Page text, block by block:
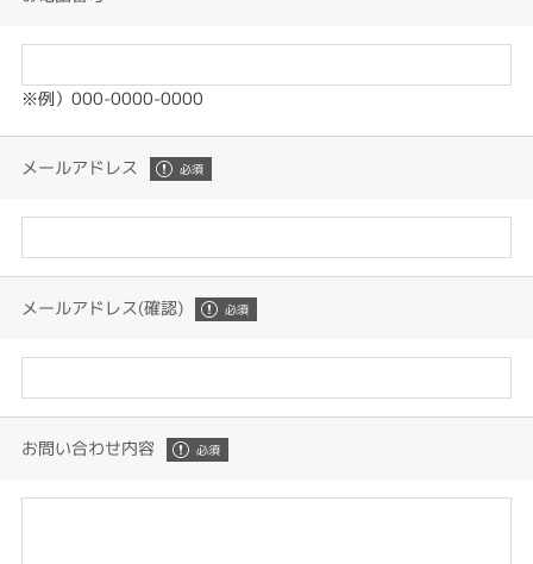
※例）000-0000-0000
メールアドレス
メールアドレス(確認)
お問い合わせ内容